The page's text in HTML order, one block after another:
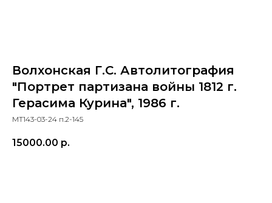
Волхонская Г.С. Автолитография
"Портрет партизана войны 1812 г.
Герасима Курина", 1986 г.
МТ143-03-24 п.2-145
15000.00 р.